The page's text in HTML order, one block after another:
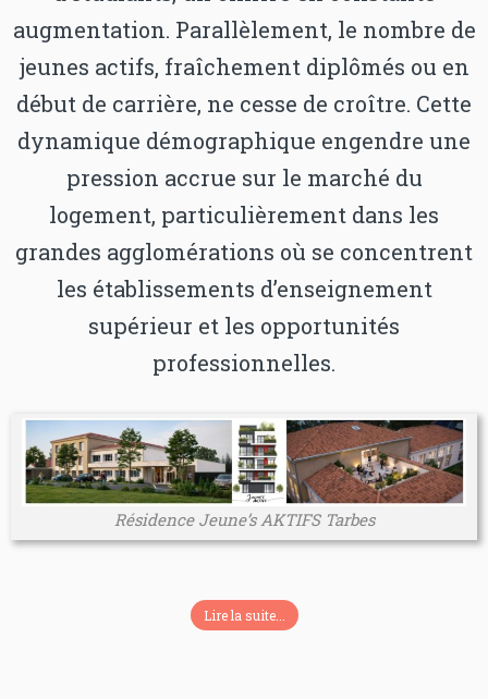
augmentation. Parallèlement, le nombre de
jeunes actifs, fraîchement diplômés ou en
début de carrière, ne cesse de croître. Cette
dynamique démographique engendre une
pression accrue sur le marché du
logement, particulièrement dans les
grandes agglomérations où se concentrent
les établissements d’enseignement
supérieur et les opportunités
professionnelles.
Résidence Jeune’s AKTIFS Tarbes
Lire la suite...